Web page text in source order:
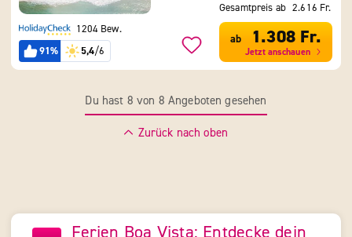
1204 Bew.
91%
5,4/6
Gesamtpreis ab 2.616 Fr.
ab 1.308 Fr.
Jetzt anschauen
Du hast 8 von 8 Angeboten gesehen
Zurück nach oben
Ferien Boa Vista: Entdecke dein